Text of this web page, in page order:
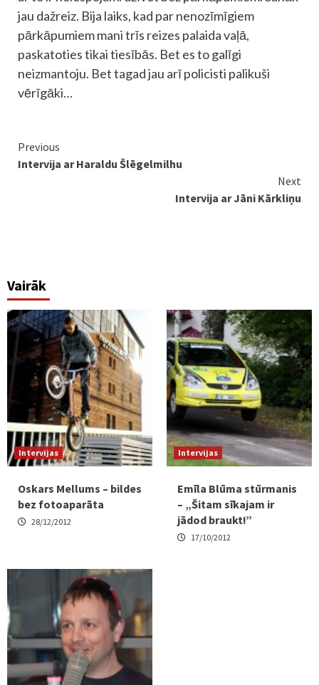
jau dažreiz. Bija laiks, kad par nenozīmīgiem
pārkāpumiem mani trīs reizes palaida vaļā,
paskatoties tikai tiesībās. Bet es to galīgi
neizmantoju. Bet tagad jau arī policisti palikuši
vērīgāki…
Continue
Reading
Previous
Intervija ar Haraldu Šlēgelmilhu
Next
Intervija ar Jāni Kārkliņu
Vairāk
Intervijas
Oskars Mellums – bildes
bez fotoaparāta
28/12/2012
Intervijas
Emīla Blūma stūrmanis
– „Šitam sīkajam ir
jādod braukt!”
17/10/2012